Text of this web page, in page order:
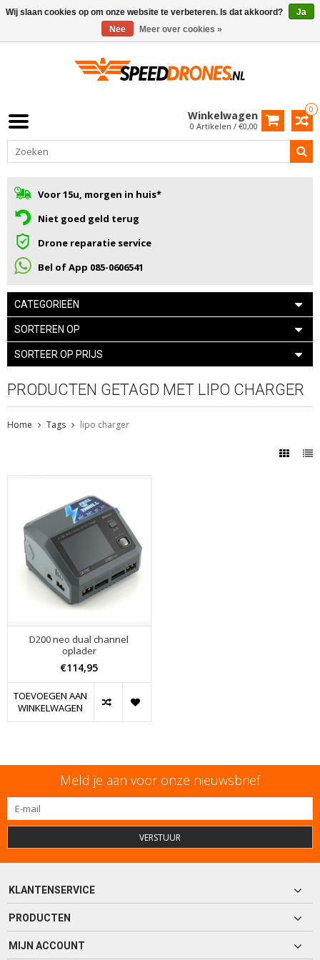
0
Winkelwagen
0 Artikelen / €0,00
Voor 15u, morgen in huis*
Niet goed geld terug
Drone reparatie service
Bel of App 085-0606541
CATEGORIEËN
SORTEREN OP
SORTEER OP PRIJS
PRODUCTEN GETAGD MET LIPO CHARGER
Home Tags lipo charger
D200 neo dual channel
oplader
€114,95
TOEVOEGEN AAN
WINKELWAGEN
Meld je aan voor onze nieuwsbrief
VERSTUUR
KLANTENSERVICE
PRODUCTEN
MIJN ACCOUNT
Wij slaan cookies op om onze website te verbeteren. Is dat akkoord?
Ja
Nee
Meer over cookies »